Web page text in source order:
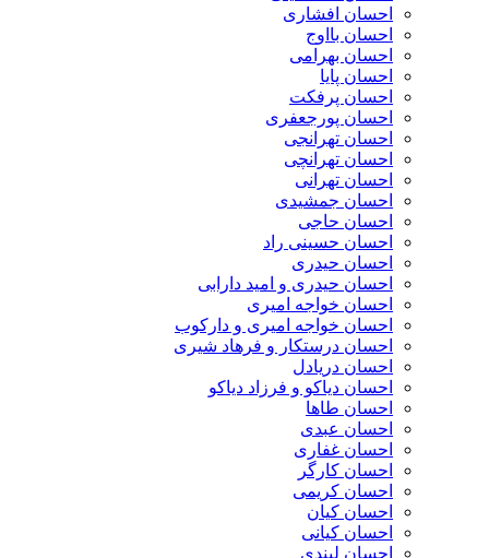
احسان افشاری
احسان بااوج
احسان بهرامی
احسان پایا
احسان پرفکت
احسان پورجعفری
احسان تهرانجی
احسان تهرانچی
احسان تهرانی
احسان جمشیدی
احسان حاجی
احسان حسینی راد
احسان حیدری
احسان حیدری و امید دارابی
احسان خواجه امیری
احسان خواجه امیری و دارکوب
احسان درستكار و فرهاد شيرى
احسان دریادل
احسان دیاکو و فرزاد دیاکو
احسان طاها
احسان عبدی
احسان غفاری
احسان کارگر
احسان کریمی
احسان کیان
احسان کیانی
احسان لیندی